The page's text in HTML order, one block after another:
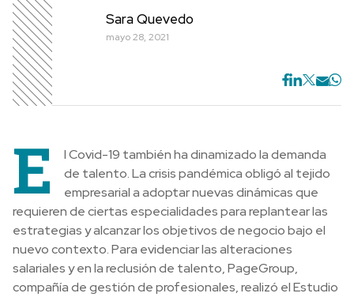
Sara Quevedo
mayo 28, 2021
E
l Covid-19 también ha dinamizado la demanda
de talento. La crisis pandémica obligó al tejido
empresarial a adoptar nuevas dinámicas que
requieren de ciertas especialidades para replantear las
estrategias y alcanzar los objetivos de negocio bajo el
nuevo contexto. Para evidenciar las alteraciones
salariales y en la reclusión de talento,PageGroup,
compañía de gestión de profesionales, realizó el Estudio